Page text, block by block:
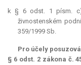
k § 6 odst. 1 písm.
živnostenském
359/1999 Sb.
Pro účely
§ 6 odst. 2 zákona č.